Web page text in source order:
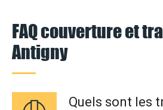
FAQ couverture et
Antigny
Quels sont les